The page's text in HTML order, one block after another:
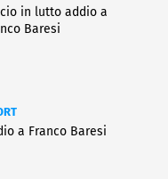
in lutto addio a
Baresi
a Franco Baresi